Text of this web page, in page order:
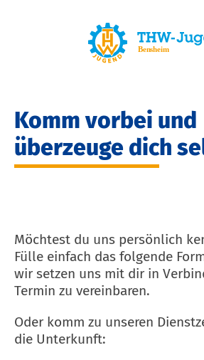
Komm vorbei und
überzeuge dich
Möchtest du uns persönlich
Fülle einfach das folgende
wir setzen uns mit dir in
Termin zu vereinbaren.
Oder komm zu unseren
die Unterkunft: